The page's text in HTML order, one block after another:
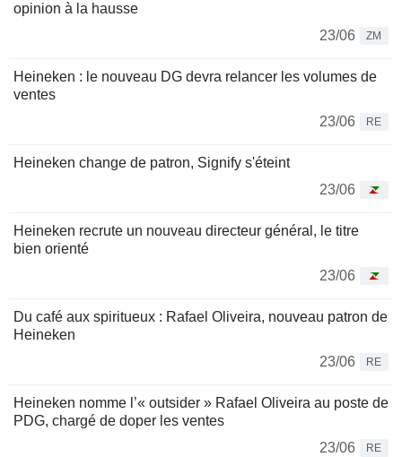
opinion à la hausse
23/06
ZM
Heineken : le nouveau DG devra relancer les volumes de
ventes
23/06
RE
Heineken change de patron, Signify s'éteint
23/06
Heineken recrute un nouveau directeur général, le titre
bien orienté
23/06
Du café aux spiritueux : Rafael Oliveira, nouveau patron de
Heineken
23/06
RE
Heineken nomme l’« outsider » Rafael Oliveira au poste de
PDG, chargé de doper les ventes
23/06
RE